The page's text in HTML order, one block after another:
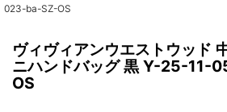
023-ba-SZ-OS
ヴィヴィアンウエストウッド
ニハンドバッグ 黒 Y-25-
OS